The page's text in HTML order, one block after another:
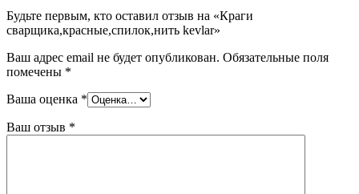
Будьте первым, кто оставил отзыв на «Краги
сварщика,красные,спилок,нить kevlar»
Ваш адрес email не будет опубликован. Обязательные поля
помечены *
Ваша оценка *
Ваш отзыв *